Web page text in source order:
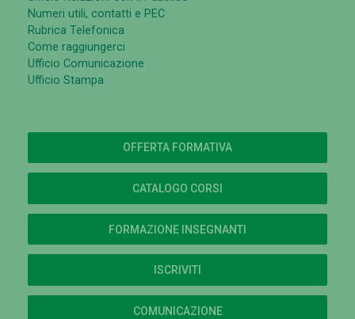
Numeri utili, contatti e PEC
Rubrica Telefonica
Come raggiungerci
Ufficio Comunicazione
Ufficio Stampa
OFFERTA FORMATIVA
CATALOGO CORSI
FORMAZIONE INSEGNANTI
ISCRIVITI
COMUNICAZIONE